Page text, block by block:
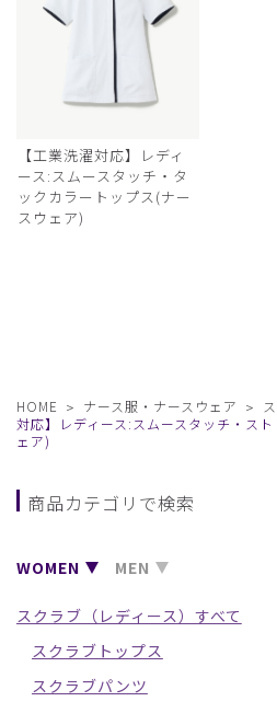
【工業洗濯対応】レディ
ース:スムースタッチ・タ
ックカラートップス(ナー
スウェア)
HOME ナース服・ナースウェア
対応】レディース:スムースタッチ・ス
ェア)
商品カテゴリで検索
WOMEN MEN
スクラブ（レディース）すべて
スクラブトップス
スクラブパンツ